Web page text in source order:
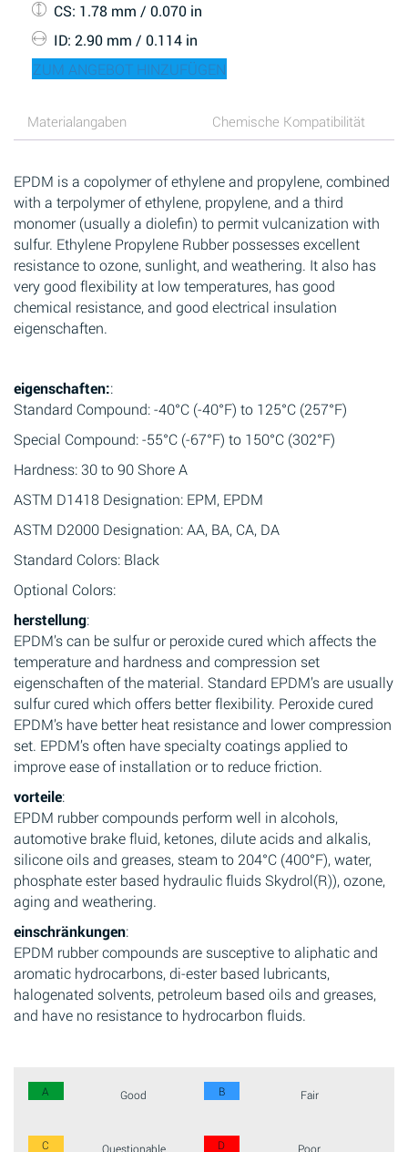
CS: 1.78 mm / 0.070 in
ID: 2.90 mm / 0.114 in
ZUM ANGEBOT HINZUFÜGEN
Materialangaben Chemische Kompatibilität
EPDM is a copolymer of ethylene and propylene, combined
with a terpolymer of ethylene, propylene, and a third
monomer (usually a diolefin) to permit vulcanization with
sulfur. Ethylene Propylene Rubber possesses excellent
resistance to ozone, sunlight, and weathering. It also has
very good flexibility at low temperatures, has good
chemical resistance, and good electrical insulation
eigenschaften.
eigenschaften::
Standard Compound: -40°C (-40°F) to 125°C (257°F)
Special Compound: -55°C (-67°F) to 150°C (302°F)
Hardness: 30 to 90 Shore A
ASTM D1418 Designation: EPM, EPDM
ASTM D2000 Designation: AA, BA, CA, DA
Standard Colors: Black
Optional Colors:
herstellung:
EPDM’s can be sulfur or peroxide cured which affects the
temperature and hardness and compression set
eigenschaften of the material. Standard EPDM’s are usually
sulfur cured which offers better flexibility. Peroxide cured
EPDM’s have better heat resistance and lower compression
set. EPDM’s often have specialty coatings applied to
improve ease of installation or to reduce friction.
vorteile:
EPDM rubber compounds perform well in alcohols,
automotive brake fluid, ketones, dilute acids and alkalis,
silicone oils and greases, steam to 204°C (400°F), water,
phosphate ester based hydraulic fluids Skydrol(R)), ozone,
aging and weathering.
einschränkungen:
EPDM rubber compounds are susceptive to aliphatic and
aromatic hydrocarbons, di-ester based lubricants,
halogenated solvents, petroleum based oils and greases,
and have no resistance to hydrocarbon fluids.
A Good B Fair
C Questionable D Poor